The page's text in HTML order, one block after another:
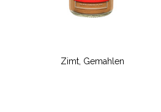
Zimt, Gemahlen